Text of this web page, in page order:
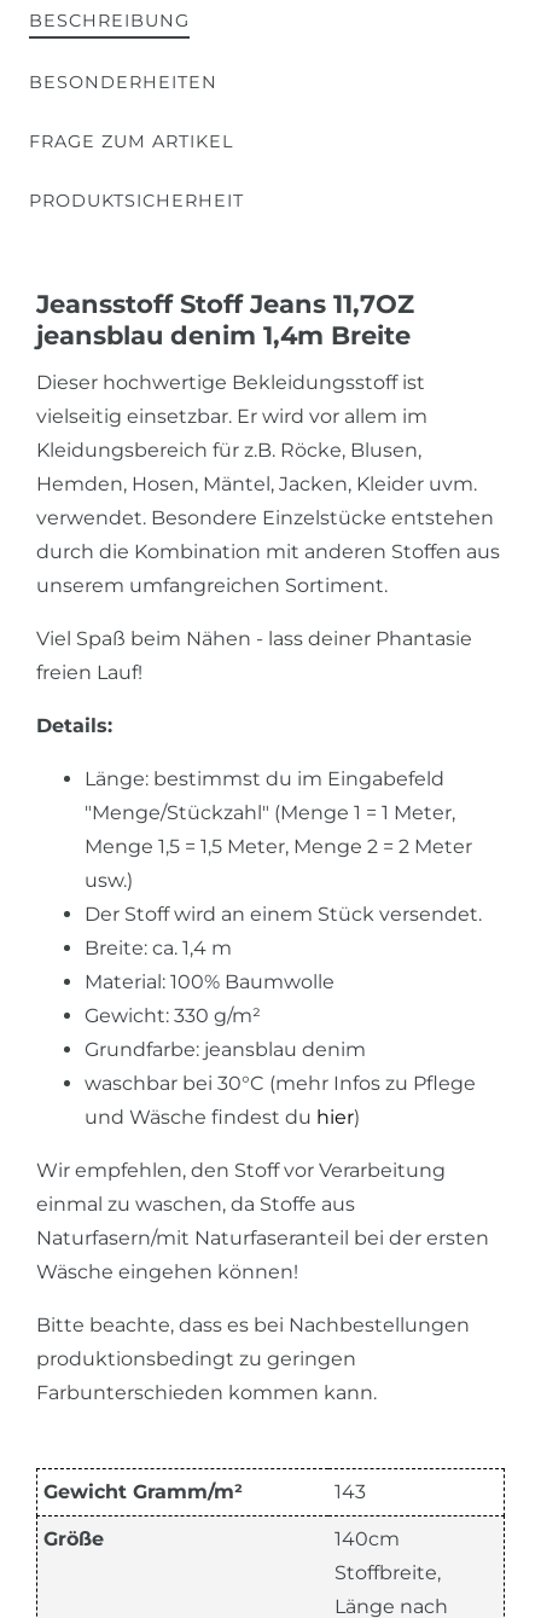
BESCHREIBUNG
BESONDERHEITEN
FRAGE ZUM ARTIKEL
PRODUKTSICHERHEIT
Jeansstoff Stoff Jeans 11,7OZ
jeansblau denim 1,4m Breite
Dieser hochwertige Bekleidungsstoff ist
vielseitig einsetzbar. Er wird vor allem im
Kleidungsbereich für z.B. Röcke, Blusen,
Hemden, Hosen, Mäntel, Jacken, Kleider uvm.
verwendet. Besondere Einzelstücke entstehen
durch die Kombination mit anderen Stoffen aus
unserem umfangreichen Sortiment.
Viel Spaß beim Nähen - lass deiner Phantasie
freien Lauf!
Details:
Länge: bestimmst du im Eingabefeld
"Menge/Stückzahl" (Menge 1 = 1 Meter,
Menge 1,5 = 1,5 Meter, Menge 2 = 2 Meter
usw.)
Der Stoff wird an einem Stück versendet.
Breite: ca. 1,4 m
Material: 100% Baumwolle
Gewicht: 330 g/m²
Grundfarbe: jeansblau denim
waschbar bei 30°C (mehr Infos zu Pflege
und Wäsche findest du hier)
Wir empfehlen, den Stoff vor Verarbeitung
einmal zu waschen, da Stoffe aus
Naturfasern/mit Naturfaseranteil bei der ersten
Wäsche eingehen können!
Bitte beachte, dass es bei Nachbestellungen
produktionsbedingt zu geringen
Farbunterschieden kommen kann.
Gewicht Gramm/m² 143
Größe
140cm
Stoffbreite,
Länge nach